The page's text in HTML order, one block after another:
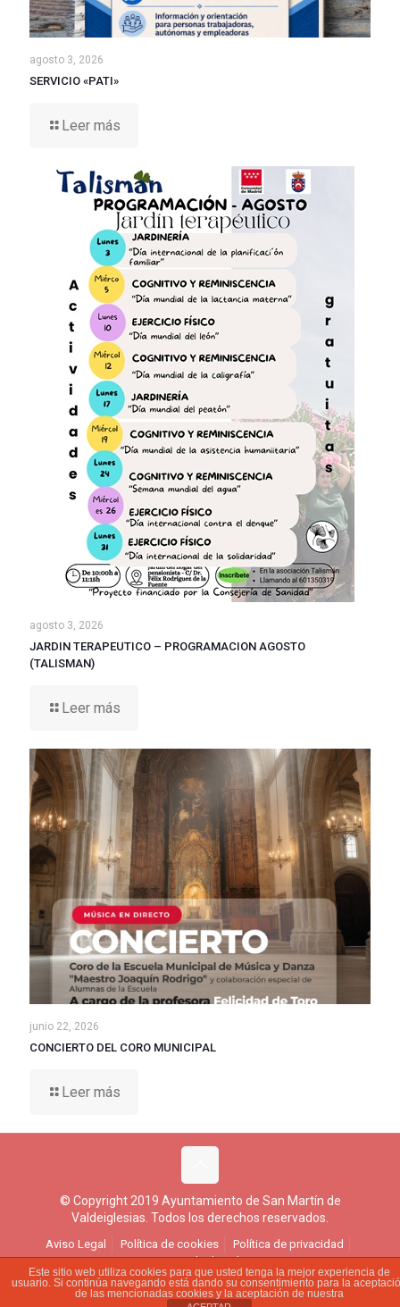
agosto 3, 2026
SERVICIO «PATI»
Leer más
agosto 3, 2026
JARDIN TERAPEUTICO – PROGRAMACION AGOSTO
(TALISMAN)
Leer más
junio 22, 2026
CONCIERTO DEL CORO MUNICIPAL
Leer más
© Copyright 2019 Ayuntamiento de San Martín de
Valdeiglesias. Todos los derechos reservados.
Aviso Legal Política de cookies
Política de privacidad
Ejercicio de derechos
Este sitio web utiliza cookies para que usted tenga la mejor experiencia de
usuario. Si continúa navegando está dando su consentimiento para la
de las mencionadas cookies y la aceptación de nuestra